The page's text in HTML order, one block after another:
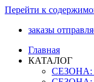
Перейти к
заказы
Главная
КАТАЛОГ